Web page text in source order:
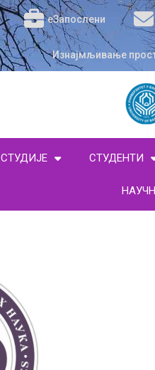
еЗапослени
Изнајмљивање
СТУДИЈЕ СТУДЕНТИ